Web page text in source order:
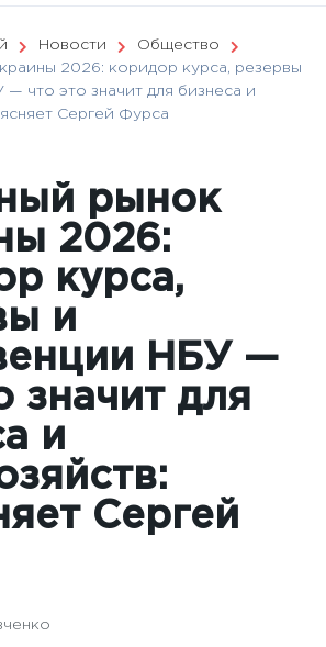
Новости
Общество
2026: коридор курса, резервы
что это значит для бизнеса и
Сергей Фурса
рынок
2026:
курса,
и
НБУ —
значит для
и
Сергей